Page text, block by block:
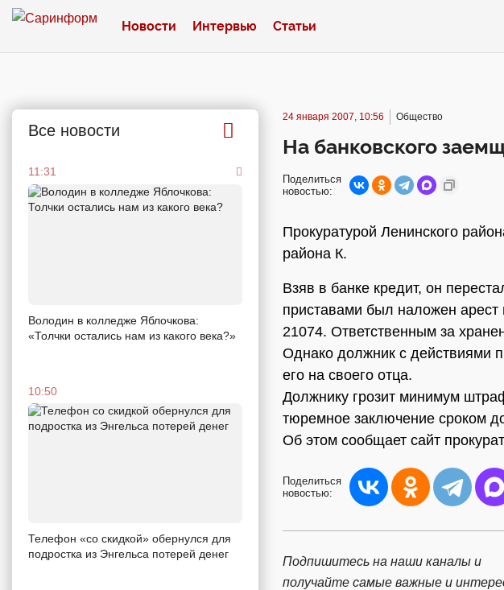
Новости Интервью Статьи
Все новости
11:31
Володин в колледже Яблочкова:
«Толчки остались нам из какого века?»
10:50
Телефон «со скидкой» обернулся для
подростка из Энгельса потерей денег
24 января 2007, 10:56 Общество
На банковского
Поделиться
новостью:
Прокуратурой Ленинского
района К.
Взяв в банке кредит, он
приставами был наложен
21074. Ответственным за
Однако должник с действиями
его на своего отца.
Должнику грозит минимум
тюремное заключение сроком
Об этом сообщает сайт
Поделиться
новостью:
Подпишитесь на наши каналы и
получайте самые важные и